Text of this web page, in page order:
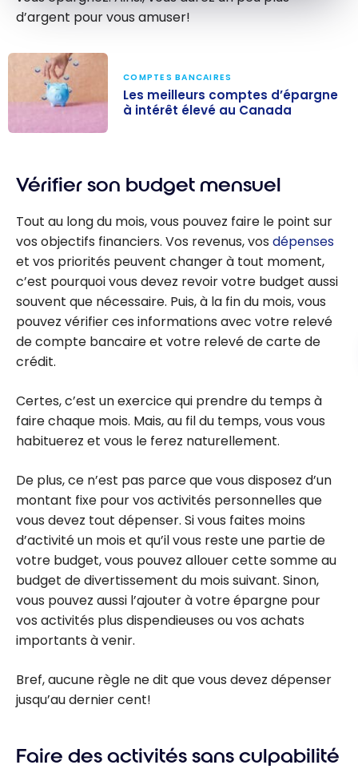
d’argent pour vous amuser!
d’épargne à
Canada
COMPTES BANCAIRES
Les meilleurs comptes d’épargne
à intérêt élevé au Canada
Vérifier son budget mensuel
Tout au long du mois, vous pouvez faire le point sur
vos objectifs financiers. Vos revenus, vos dépenses
et vos priorités peuvent changer à tout moment,
c’est pourquoi vous devez revoir votre budget aussi
souvent que nécessaire. Puis, à la fin du mois, vous
pouvez vérifier ces informations avec votre relevé
de compte bancaire et votre relevé de carte de
crédit.
Certes, c’est un exercice qui prendre du temps à
faire chaque mois. Mais, au fil du temps, vous vous
habituerez et vous le ferez naturellement.
De plus, ce n’est pas parce que vous disposez d’un
montant fixe pour vos activités personnelles que
vous devez tout dépenser. Si vous faites moins
d’activité un mois et qu’il vous reste une partie de
votre budget, vous pouvez allouer cette somme au
budget de divertissement du mois suivant. Sinon,
vous pouvez aussi l’ajouter à votre épargne pour
vos activités plus dispendieuses ou vos achats
importants à venir.
Bref, aucune règle ne dit que vous devez dépenser
jusqu’au dernier cent!
Faire des activités sans culpabilité